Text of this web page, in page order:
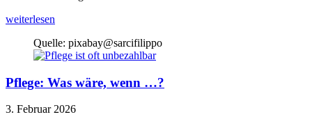
weiterlesen
Quelle: pixabay@sarcifilippo
Pflege: Was wäre, wenn …?
3. Februar 2026